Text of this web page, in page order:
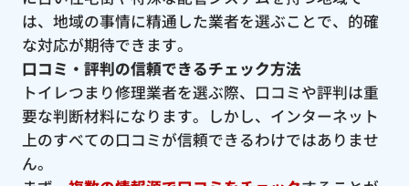
は、地域の事情に精通した業者を選ぶことで、的確
な対応が期待できます。
口コミ・評判の信頼できるチェック方法
トイレつまり修理業者を選ぶ際、口コミや評判は重
要な判断材料になります。しかし、インターネット
上のすべての口コミが信頼できるわけではありませ
ん。